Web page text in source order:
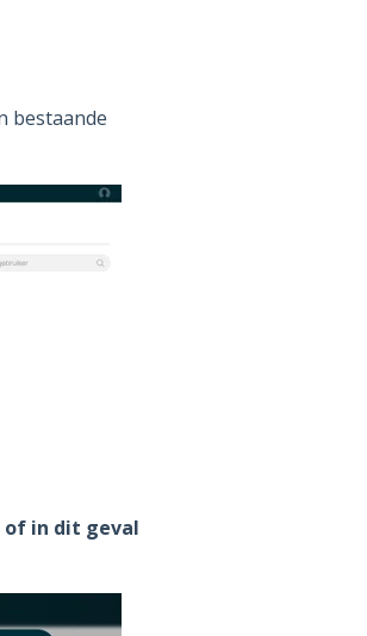
bestaande
of in dit geval